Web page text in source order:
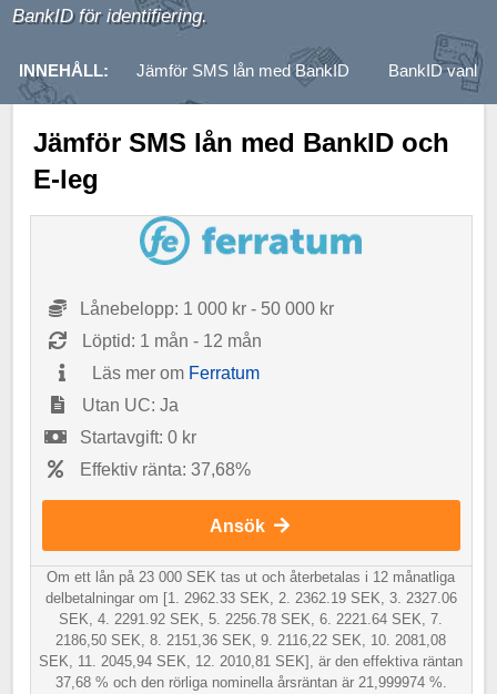
BankID för identifiering.
INNEHÅLL: Jämför SMS lån med BankID BankID
Jämför SMS lån med BankID och
E-leg
Lånebelopp: 1 000 kr - 50 000 kr
Löptid: 1 mån - 12 mån
Läs mer om Ferratum
Utan UC: Ja
Startavgift: 0 kr
Effektiv ränta: 37,68%
Ansök
Om ett lån på 23 000 SEK tas ut och återbetalas i 12 månatliga
delbetalningar om [1. 2962.33 SEK, 2. 2362.19 SEK, 3. 2327.06
SEK, 4. 2291.92 SEK, 5. 2256.78 SEK, 6. 2221.64 SEK, 7.
2186,50 SEK, 8. 2151,36 SEK, 9. 2116,22 SEK, 10. 2081,08
SEK, 11. 2045,94 SEK, 12. 2010,81 SEK], är den effektiva räntan
37,68 % och den rörliga nominella årsräntan är 21,999974 %.